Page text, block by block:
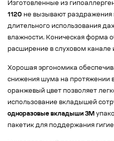
Изготовленные из
1120 не вызывают раздражения
длительного использования
влажности. Коническая форма
расширение в слуховом
Хорошая эргономика
снижения шума на протяжении
оранжевый цвет позволяет
использование вкладышей
одноразовые вкладыши 3M
пакетик для поддержания